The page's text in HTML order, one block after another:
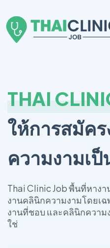
THAI
ให้การสมัค
ความงามเป็
Thai Clinic Job พื้นที่หาง
งานคลินิกความงามโดยเ
งานที่ชอบ และคลินิกความ
ใช่